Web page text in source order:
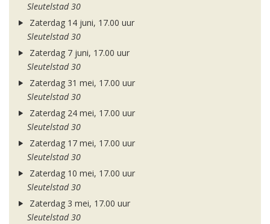
Sleutelstad 30
Zaterdag 14 juni, 17.00 uur
Sleutelstad 30
Zaterdag 7 juni, 17.00 uur
Sleutelstad 30
Zaterdag 31 mei, 17.00 uur
Sleutelstad 30
Zaterdag 24 mei, 17.00 uur
Sleutelstad 30
Zaterdag 17 mei, 17.00 uur
Sleutelstad 30
Zaterdag 10 mei, 17.00 uur
Sleutelstad 30
Zaterdag 3 mei, 17.00 uur
Sleutelstad 30